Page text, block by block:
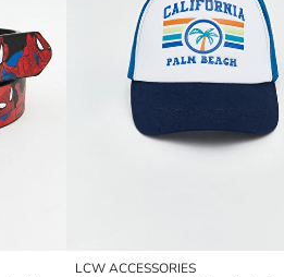
LCW ACCESSORIES